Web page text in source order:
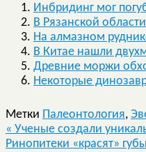
Инбридинг мог
В Рязанской
На алмазном
В Китае нашли
Древние моржи
Некоторые
Метки Палеонтология,
« Ученые создали
Ринопитеки «красят»